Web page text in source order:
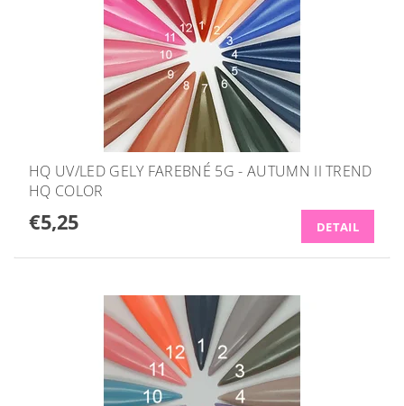
HQ UV/LED GELY FAREBNÉ 5G - AUTUMN II TREND
HQ COLOR
€5,25 DETAIL